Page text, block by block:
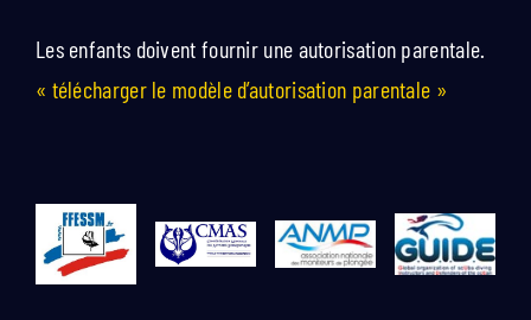
Les enfants doivent fournir une autorisation parentale.
« télécharger le modèle d’autorisation parentale »